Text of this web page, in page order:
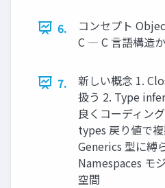
6.
コンセプト
C ― C 言語構造
7.
新しい概念 1.
扱う 2. Type
良くコーディン
types 戻り値で
Generics 型に縛
Namespaces モ
空間